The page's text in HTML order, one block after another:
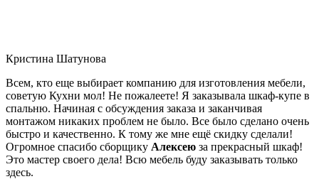
Кристина Шатунова
Всем, кто еще выбирает компанию для изготовления мебели,
советую Кухни мол! Не пожалеете! Я заказывала шкаф-купе в
спальню. Начиная с обсуждения заказа и заканчивая
монтажом никаких проблем не было. Все было сделано очень
быстро и качественно. К тому же мне ещё скидку сделали!
Огромное спасибо сборщику Алексею за прекрасный шкаф!
Это мастер своего дела! Всю мебель буду заказывать только
здесь.